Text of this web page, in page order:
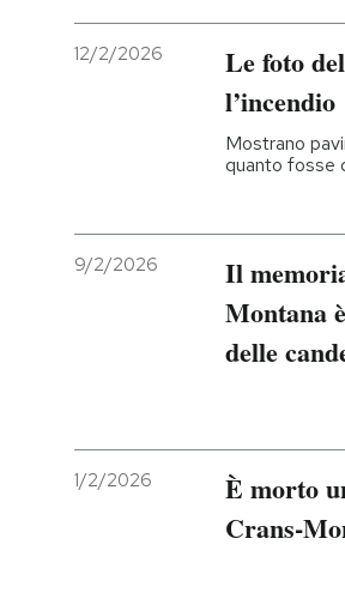
12/2/2026
Le foto
l’incendio
Mostrano
quanto fosse
9/2/2026
Il
Montana
delle
1/2/2026
È morto
Crans-